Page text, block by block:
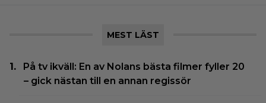
MEST LÄST
På tv ikväll: En av Nolans bästa filmer fyller 20
– gick nästan till en annan regissör